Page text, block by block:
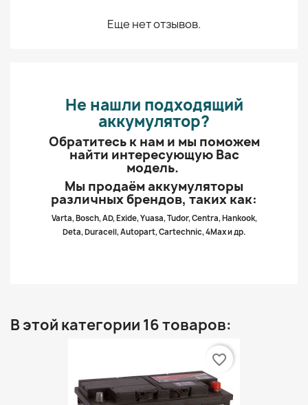
Еще нет отзывов.
Не нашли подходящий
аккумулятор?
Обратитесь к нам и мы поможем
найти интересующую Вас
модель.
Мы продаём аккумуляторы
различных брендов, таких как:
Varta, Bosch, AD, Exide, Yuasa, Tudor, Centra, Hankook,
Deta, Duracell, Autopart, Cartechnic, 4Max и др.
В этой категории 16 товаров:
favorite_border